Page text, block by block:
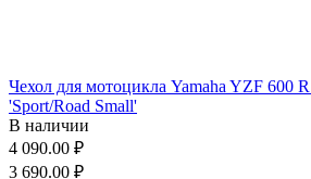
Чехол для мотоцикла Yamaha YZF 600
'Sport/Road Small'
В наличии
4 090.00 ₽
3 690.00 ₽